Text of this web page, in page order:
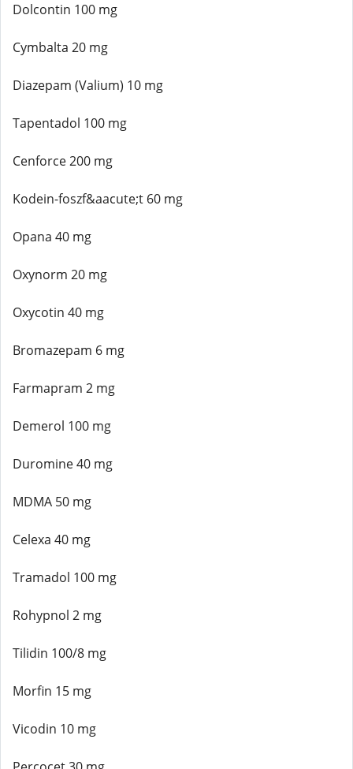
Dolcontin 100 mg
Cymbalta 20 mg
Diazepam (Valium) 10 mg
Tapentadol 100 mg
Cenforce 200 mg
Kodein-foszf&aacute;t 60 mg
Opana 40 mg
Oxynorm 20 mg
Oxycotin 40 mg
Bromazepam 6 mg
Farmapram 2 mg
Demerol 100 mg
Duromine 40 mg
MDMA 50 mg
Celexa 40 mg
Tramadol 100 mg
Rohypnol 2 mg
Tilidin 100/8 mg
Morfin 15 mg
Vicodin 10 mg